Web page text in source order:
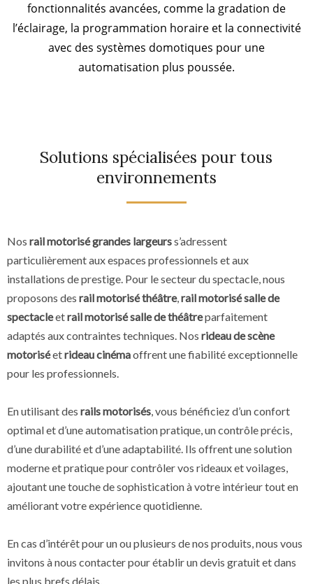
fonctionnalités avancées, comme la gradation de
l’éclairage, la programmation horaire et la connectivité
avec des systèmes domotiques pour une
automatisation plus poussée.
Solutions spécialisées pour tous
environnements
Nos rail motorisé grandes largeurss’adressent
particulièrement aux espaces professionnels et aux
installations de prestige. Pour le secteur du spectacle, nous
proposons des rail motorisé théâtre,rail motorisé salle de
spectacleetrail motorisé salle de théâtreparfaitement
adaptés aux contraintes techniques. Nos rideau de scène
motoriséetrideau cinémaoffrent une fiabilité exceptionnelle
pour les professionnels.
En utilisant des rails motorisés, vous bénéficiez d’un confort
optimal et d’une automatisation pratique, un contrôle précis,
d’une durabilité et d’une adaptabilité. Ils offrent une solution
moderne et pratique pour contrôler vos rideaux et voilages,
ajoutant une touche de sophistication à votre intérieur tout en
améliorant votre expérience quotidienne.
En cas d’intérêt pour un ou plusieurs de nos produits, nous vous
invitons à nous contacter pour établir un devis gratuit et dans
les plus brefs délais.